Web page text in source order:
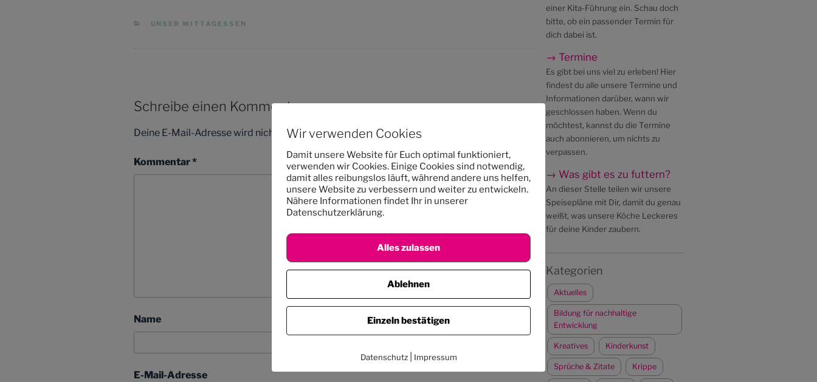
KATEGORIEN
UNSER MITTAGESSEN
Schreibe einen Kommentar
Deine E-Mail-Adresse wird nicht veröffentlicht.Erforderliche Felder sind mit
Kommentar*
Name
E-Mail-Adresse
einer Kita-Führung ein. Schau doch
bitte, ob ein passender Termin für
dich dabei ist.
→ Termine
Es gibt bei uns viel zu erleben! Hier
findest du alle unsere Termine und
Informationen darüber, wann wir
geschlossen haben. Wenn du
möchtest, kannst du die Termine
auch abonnieren, um nichts zu
verpassen.
→ Was gibt es zu futtern?
An dieser Stelle teilen wir unsere
Speisepläne mit Dir, damit du genau
weißt, was unsere Köche Leckeres
für deine Kinder zaubern.
Kategorien
Aktuelles
Bildung für nachhaltige
Entwicklung
Kreatives Kinderkunst
Sprüche & Zitate Krippe
Wir verwenden Cookies
Damit unsere Website für Euch optimal funktioniert,
verwenden wir Cookies. Einige Cookies sind notwendig,
damit alles reibungslos läuft, während andere uns helfen,
unsere Website zu verbessern und weiter zu entwickeln.
Nähere Informationen findet Ihr in unserer
Datenschutzerklärung.
Alles zulassen
Ablehnen
Einzeln bestätigen
Datenschutz| Impressum